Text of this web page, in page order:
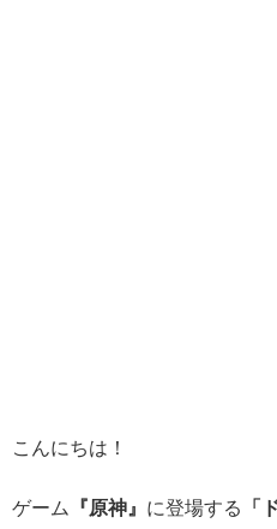
こんにちは！
ゲーム 『原神』 に登場する 「